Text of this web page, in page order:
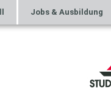
Jobs & Ausbildung